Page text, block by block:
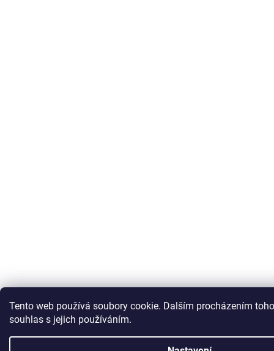
Tento web používá soubory cookie. Dalším procházením
souhlas s jejich používáním.